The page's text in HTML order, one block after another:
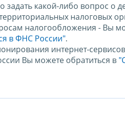
задать какой-либо вопрос о
налоговых
налогообложения - Вы
в ФНС России".
интернет-
Вы можете обратиться в